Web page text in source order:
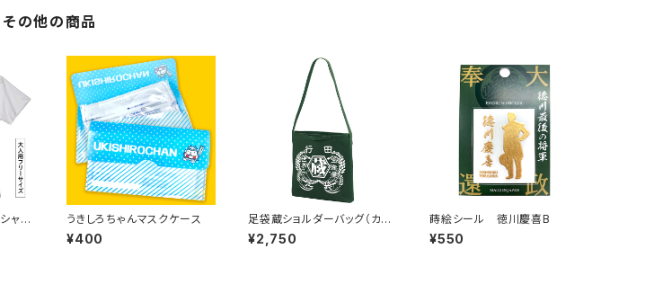
その他の商品
ャツ
うきしろちゃんマスクケース
¥400
足袋蔵ショルダーバッグ（カー
キ）
¥2,750
蒔絵シール 徳川慶喜B
¥550